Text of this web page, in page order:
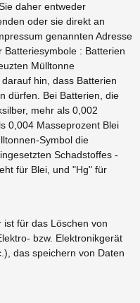
daher entweder
oder sie direkt an
genannten Adresse
: Batterien
Mülltonne
hin, dass Batterien
dürfen. Bei Batterien, die
mehr als 0,002
0,004 Masseprozent Blei
Symbol die
Schadstoffes -
für Blei, und "Hg" für
ist für das Löschen von
bzw. Elektronikgerät
das speichern von Daten